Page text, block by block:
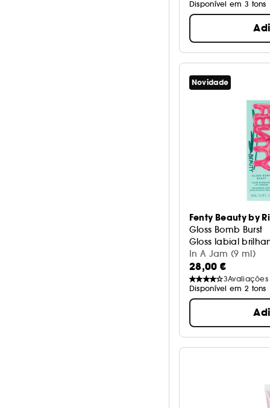
Disponível em 3 tons
Novidade
Fenty Beauty by
Gloss Bomb Burst
Gloss labial
In A Jam (9 ml)
28,00 €
3Avaliações
Disponível em 2 tons